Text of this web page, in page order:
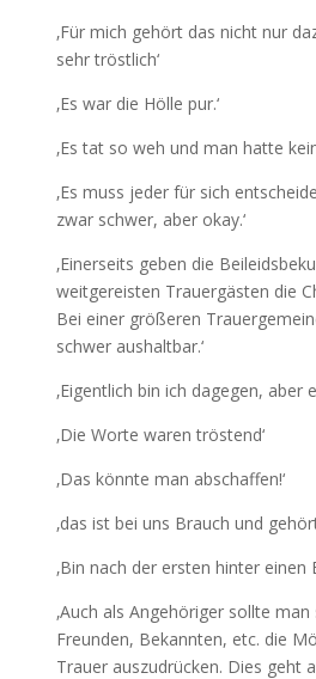
‚Für mich gehört das nicht nur
sehr tröstlich‘
‚Es war die Hölle pur.‘
‚Es tat so weh und man hatte
‚Es muss jeder für sich
zwar schwer, aber okay.‘
‚Einerseits geben die
weitgereisten Trauergästen die
Bei einer größeren
schwer aushaltbar.‘
‚Eigentlich bin ich dagegen, aber
‚Die Worte waren tröstend‘
‚Das könnte man abschaffen!‘
‚das ist bei uns Brauch und
‚Bin nach der ersten hinter einen
‚Auch als Angehöriger sollte
Freunden, Bekannten, etc. die
Trauer auszudrücken. Dies geht